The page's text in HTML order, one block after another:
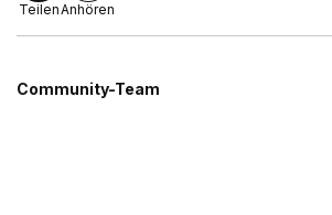
TeilenAnhören
Community-Team